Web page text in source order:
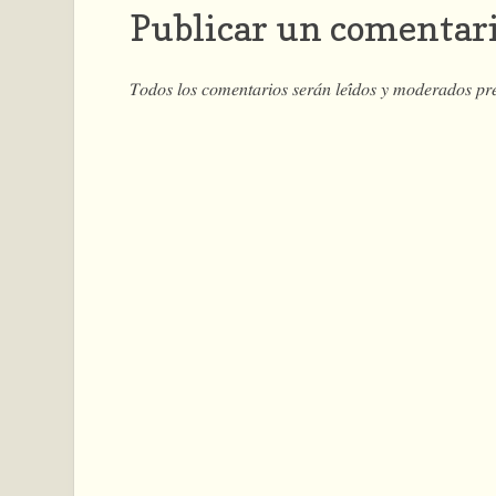
Publicar un
𝑇𝑜𝑑𝑜𝑠 𝑙𝑜𝑠 𝑐𝑜𝑚𝑒𝑛𝑡𝑎𝑟𝑖𝑜𝑠 𝑠𝑒𝑟𝑎́𝑛 𝑙𝑒𝑖́𝑑𝑜𝑠 𝑦 𝑚𝑜𝑑𝑒𝑟𝑎𝑑𝑜𝑠